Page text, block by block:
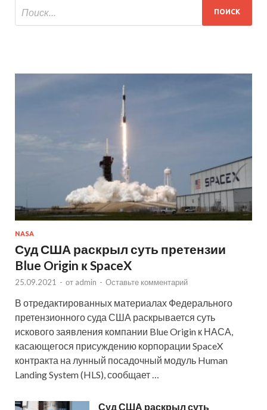
NASA
Суд США раскрыл суть претензии
Blue Origin к SpaceX
25.09.2021 - от admin - Оставьте комментарий
В отредактированных материалах Федерального
претензионного суда США раскрывается суть
искового заявления компании Blue Origin к НАСА,
касающегося присуждению корпорации SpaceX
контракта на лунный посадочный модуль Human
Landing System (HLS), сообщает …
Суд США раскрыл суть